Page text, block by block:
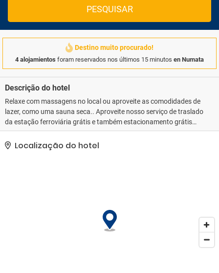
PESQUISAR
Destino muito procurado!
4 alojamientos foram reservados nos últimos 15 minutos en Numata
Descrição do hotel
Relaxe com massagens no local ou aproveite as comodidades de
lazer, como uma sauna seca.. Aproveite nosso serviço de traslado
da estação ferroviária grátis e também estacionamento grátis
sem manobrista disponível no local..
Localização do hotel